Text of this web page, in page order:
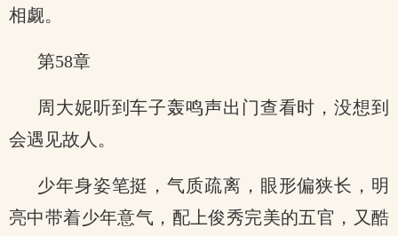
相觑。
第58章
周大妮听到车子轰鸣声出门查看时，没想到
会遇见故人。
少年身姿笔挺，气质疏离，眼形偏狭长，明
亮中带着少年意气，配上俊秀完美的五官，又酷